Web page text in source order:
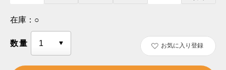
在庫： ○
数量 お気に入り登録